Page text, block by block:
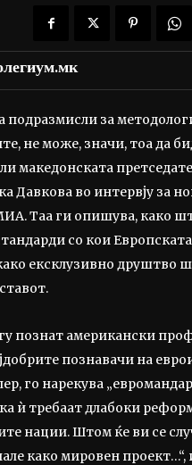
подразмисли за
не може, значи, тоа да
македонската
Давкова во интервју за
Таа ги опишува, како
со кои Европската
ексклузивно друштво
познат американски
познавачи на
го нарекува
ѝ требаат длабоки
нации. Штом ќе ви се
како мировен проект…“,